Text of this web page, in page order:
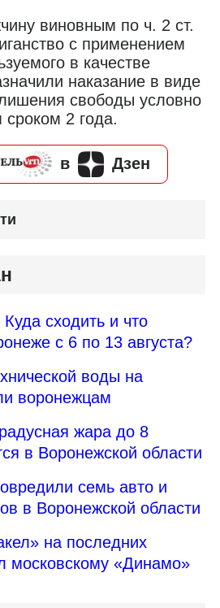
виновным по ч. 2 ст.
с применением
в качестве
наказание в виде
свободы условно
2 года.
в Дзен
сходить и что
с 6 по 13 августа?
воды на
воронежцам
жара до 8
в Воронежской области
семь авто и
в Воронежской области
на последних
московскому «Динамо»